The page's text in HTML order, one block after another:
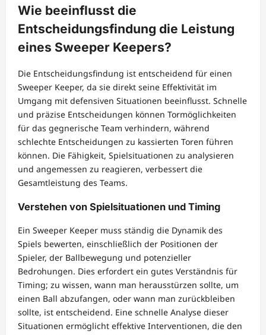
Wie beeinflusst die
Entscheidungsfindung die Leistung
eines Sweeper Keepers?
Die Entscheidungsfindung ist entscheidend für einen
Sweeper Keeper, da sie direkt seine Effektivität im
Umgang mit defensiven Situationen beeinflusst. Schnelle
und präzise Entscheidungen können Tormöglichkeiten
für das gegnerische Team verhindern, während
schlechte Entscheidungen zu kassierten Toren führen
können. Die Fähigkeit, Spielsituationen zu analysieren
und angemessen zu reagieren, verbessert die
Gesamtleistung des Teams.
Verstehen von Spielsituationen und Timing
Ein Sweeper Keeper muss ständig die Dynamik des
Spiels bewerten, einschließlich der Positionen der
Spieler, der Ballbewegung und potenzieller
Bedrohungen. Dies erfordert ein gutes Verständnis für
Timing; zu wissen, wann man herausstürzen sollte, um
einen Ball abzufangen, oder wann man zurückbleiben
sollte, ist entscheidend. Eine schnelle Analyse dieser
Situationen ermöglicht effektive Interventionen, die den